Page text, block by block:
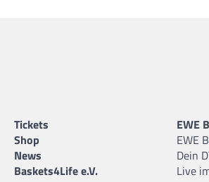
Tickets
Shop
News
Baskets4Life e.V.
EWE
EWE
Dein
Live